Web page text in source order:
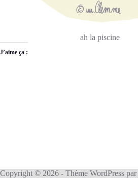
ah la piscine
J’aime ça :
Copyright © 2026 - Thème WordPress par